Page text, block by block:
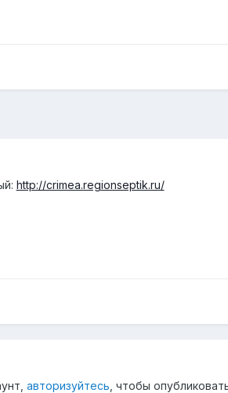
http://crimea.regionseptik.ru/
авторизуйтесь , чтобы